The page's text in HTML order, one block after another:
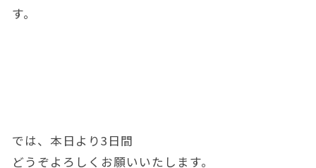
す。
では、本日より3日間
どうぞよろしくお願いいたします。